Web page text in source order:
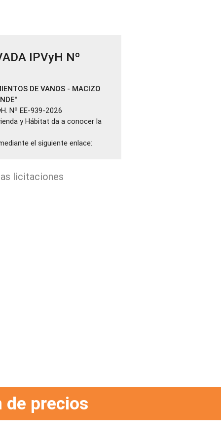
IPVyH Nº
DE VANOS - MACIZO
Nº EE-939-2026
y Hábitat da a conocer la
el siguiente enlace:
licitaciones
de precios